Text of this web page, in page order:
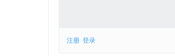
注册 登录